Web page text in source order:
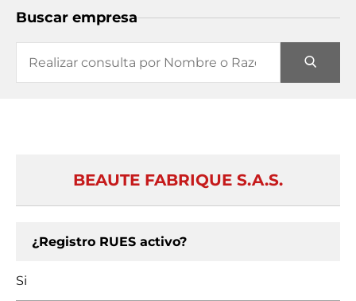
Buscar empresa
BEAUTE FABRIQUE S.A.S.
¿Registro RUES activo?
Si